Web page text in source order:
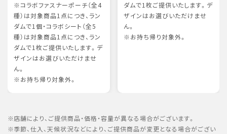
※コラボファスナーポーチ（全4
種）は対象商品1点につき、ラン
ダムで1個・コラボシート（全5
種）は対象商品1点につき、ラン
ダムで1枚ご提供いたします。デ
ザインはお選びいただけませ
ん。
※お持ち帰り対象外。
ダムで1枚ご提供いたします。デ
ザインはお選びいただけませ
ん。
※お持ち帰り対象外。
店舗により、ご提供商品・価格・容量が異なる場合がございます。
季節、仕入、天候状況などにより、ご提供商品が変更となる場合がござい